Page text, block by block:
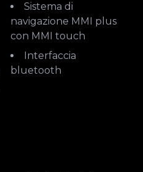
Sistema di
navigazione MMI plus
con MMI touch
Interfaccia
bluetooth